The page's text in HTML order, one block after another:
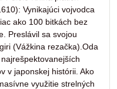
Vynikajúci vojvodca
ako 100 bitkách bez
Preslávil sa svojou
(Vážkina rezačka).Oda
v japonskej histórii. Ako
využitie strelných